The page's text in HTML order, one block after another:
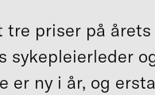
tre priser på
sykepleierleder
er ny i år, og